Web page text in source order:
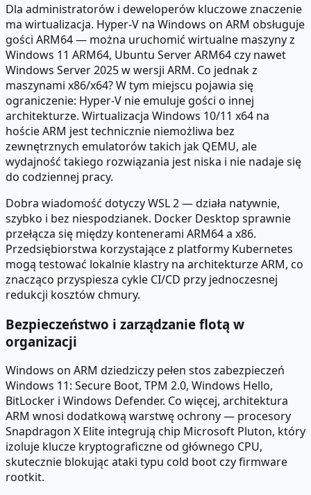
Dla administratorów i deweloperów kluczowe znaczenie
ma wirtualizacja. Hyper-V na Windows on ARM obsługuje
gości ARM64 — można uruchomić wirtualne maszyny z
Windows 11 ARM64, Ubuntu Server ARM64 czy nawet
Windows Server 2025 w wersji ARM. Co jednak z
maszynami x86/x64? W tym miejscu pojawia się
ograniczenie: Hyper-V nie emuluje gości o innej
architekturze. Wirtualizacja Windows 10/11 x64 na
hoście ARM jest technicznie niemożliwa bez
zewnętrznych emulatorów takich jak QEMU, ale
wydajność takiego rozwiązania jest niska i nie nadaje się
do codziennej pracy.
Dobra wiadomość dotyczy WSL 2 — działa natywnie,
szybko i bez niespodzianek. Docker Desktop sprawnie
przełącza się między kontenerami ARM64 a x86.
Przedsiębiorstwa korzystające z platformy Kubernetes
mogą testować lokalnie klastry na architekturze ARM, co
znacząco przyspiesza cykle CI/CD przy jednoczesnej
redukcji kosztów chmury.
Bezpieczeństwo i zarządzanie flotą w
organizacji
Windows on ARM dziedziczy pełen stos zabezpieczeń
Windows 11: Secure Boot, TPM 2.0, Windows Hello,
BitLocker i Windows Defender. Co więcej, architektura
ARM wnosi dodatkową warstwę ochrony — procesory
Snapdragon X Elite integrują chip Microsoft Pluton, który
izoluje klucze kryptograficzne od głównego CPU,
skutecznie blokując ataki typu cold boot czy firmware
rootkit.